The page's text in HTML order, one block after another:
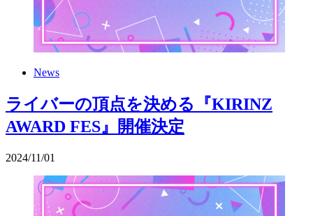
News
ライバーの頂点を決める『KIRINZ
AWARD FES』開催決定
2024/11/01